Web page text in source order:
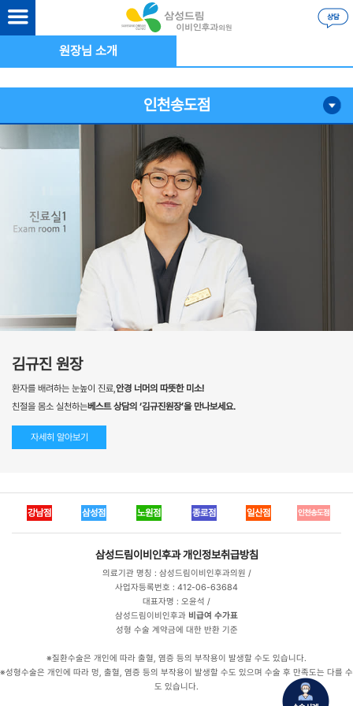
원장님 소개
인천송도점
김규진 원장
환자를 배려하는 눈높이 진료, 안경 너머의 따뜻한 미소!
친절을 몸소 실천하는베스트 상담의 ‘김규진원장’을 만나보세요.
자세히 알아보기
강남점 삼성점 노원점 종로점 일산점 인천송도점
삼성드림이비인후과 개인정보취급방침
의료기관 명칭 : 삼성드림이비인후과의원 /
사업자등록번호 : 412-06-63684
대표자명 : 오윤석 /
삼성드림이비인후과 비급여 수가표
성형 수술 계약금에 대한 반환 기준
※질환수술은 개인에 따라 출혈, 염증 등의 부작용이 발생할 수도 있습니다.
※성형수술은 개인에 따라 멍, 출혈, 염증 등의 부작용이 발생할 수도 있으며 수술 후 만족도는 다를 수
도 있습니다.